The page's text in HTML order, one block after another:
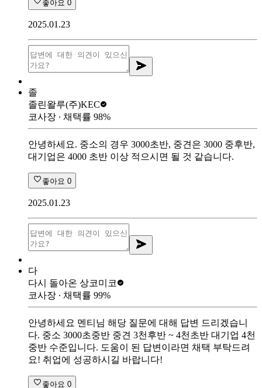
좋아요 0
2025.01.23
졸
졸린왈루(주)KEC
코사장 ∙ 채택률 98%
안녕하세요. 중소의 경우 3000초반, 중견은 3000 중후반,
대기업은 4000 초반 이상 적으시면 될 것 같습니다.
좋아요 0
2025.01.23
다
다시 돌아온 상코미코
코사장 ∙ 채택률 99%
안녕하세요 멘티님 해당 질문에 대해 답변 드리겠습니
다. 중소 3000초중반 중견 3천후반 ~ 4천초반 대기업 4천
중반 수준입니다. 도움이 된 답변이라면 채택 부탁드려
요! 취업에 성공하시길 바랍니다!
좋아요 0